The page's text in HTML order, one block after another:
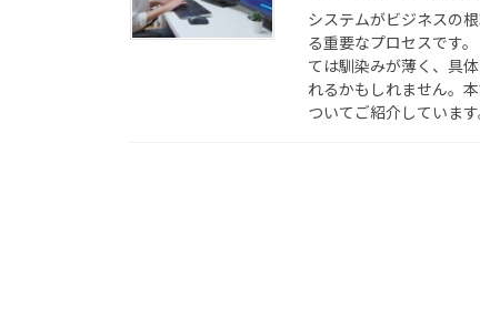
システムがビジネスの
る重要なプロセスです
ては馴染みが薄く、具
れるかもしれません。
ついてご紹介しています